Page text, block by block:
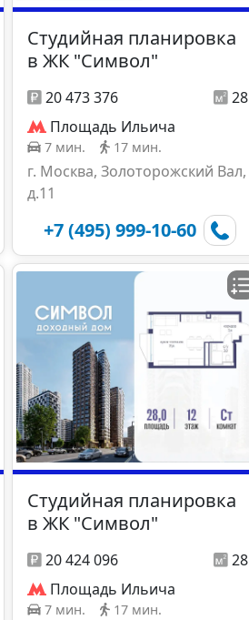
Студийная планировка
в ЖК "Символ"
20 473 376
28
Площадь Ильича
7 мин. 17 мин.
г. Москва, Золоторожский Вал,
д.11
+7 (495) 999-10-60
Студийная планировка
в ЖК "Символ"
20 424 096
28
Площадь Ильича
7 мин. 17 мин.